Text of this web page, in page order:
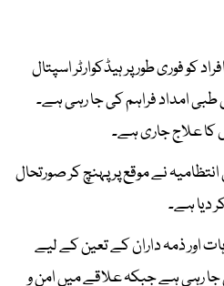
واقعے میں زخمی ہونے والے 2 افراد کو فوری طور پر ہیڈکوارٹر اسپتال
طبی امداد فراہم کی جا رہی ہے۔
کا علاج جاری ہے۔
نے موقع پر پہنچ کر صورتحال
دیا ہے۔
اور ذمہ داران کے تعین کے لیے
رہی ہے جبکہ علاقے میں امن و